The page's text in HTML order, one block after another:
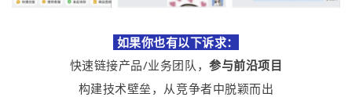
如果你也有以下诉求：
快速链接产品/业务团队，参与前沿项目
构建技术壁垒，从竞争者中脱颖而出